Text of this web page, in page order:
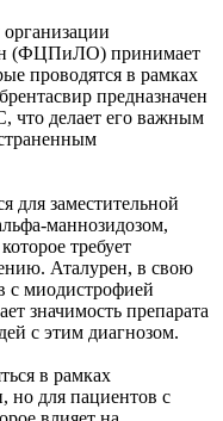
(ФЦПиЛО) принимает
проводятся в рамках
предназначен
что делает его важным
для заместительной
маннозидозом,
требует
Аталурен, в свою
с миодистрофией
значимость препарата
с этим диагнозом.
в рамках
но для пациентов с